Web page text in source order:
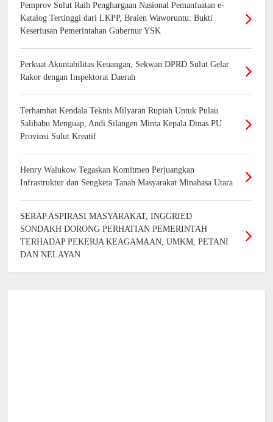
Pemprov Sulut Raih Penghargaan Nasional Pemanfaatan e-
Katalog Tertinggi dari LKPP, Braien Waworuntu: Bukti
Keseriusan Pemerintahan Gubernur YSK
Perkuat Akuntabilitas Keuangan, Sekwan DPRD Sulut Gelar
Rakor dengan Inspektorat Daerah
Terhambat Kendala Teknis Milyaran Rupiah Untuk Pulau
Salibabu Menguap, Andi Silangen Minta Kepala Dinas PU
Provinsi Sulut Kreatif
Henry Walukow Tegaskan Komitmen Perjuangkan
Infrastruktur dan Sengketa Tanah Masyarakat Minahasa Utara
SERAP ASPIRASI MASYARAKAT, INGGRIED
SONDAKH DORONG PERHATIAN PEMERINTAH
TERHADAP PEKERJA KEAGAMAAN, UMKM, PETANI
DAN NELAYAN